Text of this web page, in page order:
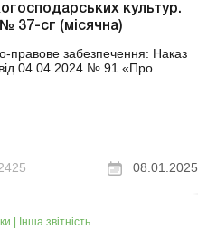
культур.
37-сг (місячна)
забезпечення: Наказ
04.04.2024 № 91 «Про
08.01.2025
Інша звітність